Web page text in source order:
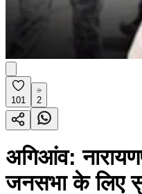
101 2
अगिआंव:
जनसभा के लिए